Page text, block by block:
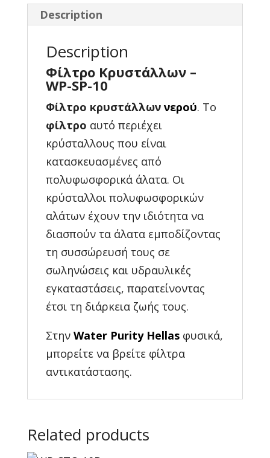
Description
Description
Φίλτρο Κρυστάλλων –
WP-SP-10
Φίλτρο κρυστάλλων νερού. Το
φίλτρο αυτό περιέχει
κρύσταλλους που είναι
κατασκευασμένες από
πολυφωσφορικά άλατα. Οι
κρύσταλλοι πολυφωσφορικών
αλάτων έχουν την ιδιότητα να
διασπούν τα άλατα εμποδίζοντας
τη συσσώρευσή τους σε
σωληνώσεις και υδραυλικές
εγκαταστάσεις, παρατείνοντας
έτσι τη διάρκεια ζωής τους.
Στην Water Purity Hellasφυσικά,
μπορείτε να βρείτε φίλτρα
αντικατάστασης.
Related products